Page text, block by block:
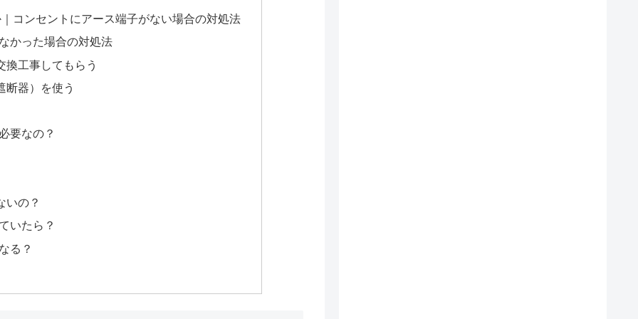
コンセントにアース端子がない場合の対処法
かった場合の対処法
換工事してもらう
断器）を使う
要なの？
いの？
いたら？
る？